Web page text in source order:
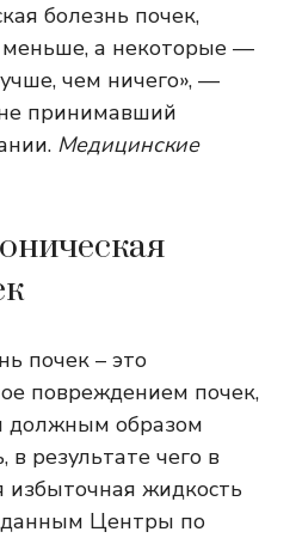
болезнь почек,
а некоторые —
чем ничего», —
принимавший
Медицинские
почек – это
повреждением почек,
должным образом
результате чего в
избыточная жидкость
данным Центры по